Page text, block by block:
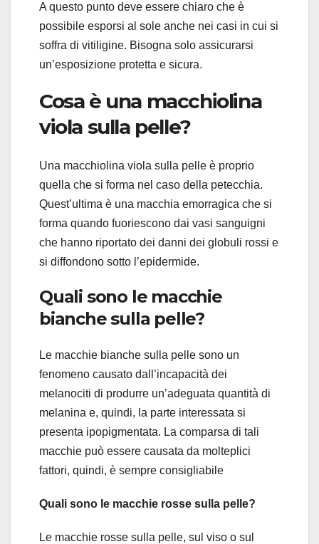
A questo punto deve essere chiaro che è
possibile esporsi al sole anche nei casi in cui si
soffra di vitiligine. Bisogna solo assicurarsi
un’esposizione protetta e sicura.
Cosa è una macchiolina
viola sulla pelle?
Una macchiolina viola sulla pelle è proprio
quella che si forma nel caso della petecchia.
Quest’ultima è una macchia emorragica che si
forma quando fuoriescono dai vasi sanguigni
che hanno riportato dei danni dei globuli rossi e
si diffondono sotto l’epidermide.
Quali sono le macchie
bianche sulla pelle?
Le macchie bianche sulla pelle sono un
fenomeno causato dall’incapacità dei
melanociti di produrre un’adeguata quantità di
melanina e, quindi, la parte interessata si
presenta ipopigmentata. La comparsa di tali
macchie può essere causata da molteplici
fattori, quindi, è sempre consigliabile
Quali sono le macchie rosse sulla pelle?
Le macchie rosse sulla pelle, sul viso o sul